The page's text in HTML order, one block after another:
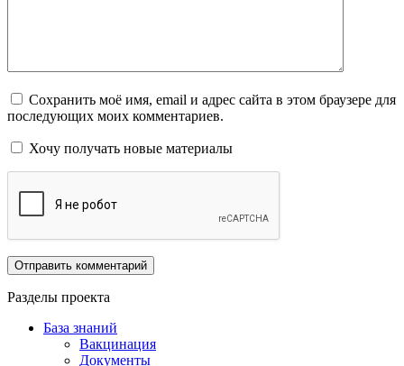
Сохранить моё имя, email и адрес сайта в этом браузере для
последующих моих комментариев.
Хочу получать новые материалы
Разделы проекта
База знаний
Вакцинация
Документы